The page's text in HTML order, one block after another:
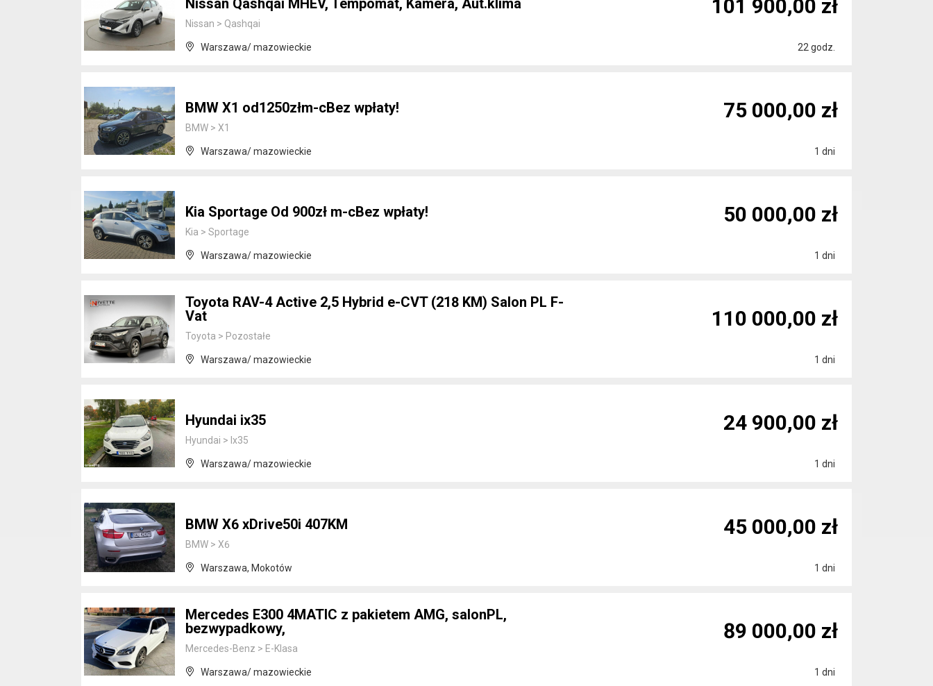
Nissan Qashqai MHEV, Tempomat, Kamera, Aut.klima
Nissan > Qashqai
Warszawa/ mazowieckie 22 godz.
101 900,00 zł
BMW X1 od1250złm-cBez wpłaty!
BMW > X1
Warszawa/ mazowieckie 1 dni
75 000,00 zł
Kia Sportage Od 900zł m-cBez wpłaty!
Kia > Sportage
Warszawa/ mazowieckie 1 dni
50 000,00 zł
Toyota RAV-4 Active 2,5 Hybrid e-CVT (218 KM) Salon PL F-
Vat
Toyota > Pozostałe
Warszawa/ mazowieckie 1 dni
110 000,00 zł
Hyundai ix35
Hyundai > Ix35
Warszawa/ mazowieckie 1 dni
24 900,00 zł
BMW X6 xDrive50i 407KM
BMW > X6
Warszawa, Mokotów 1 dni
45 000,00 zł
Mercedes E300 4MATIC z pakietem AMG, salonPL,
bezwypadkowy,
Mercedes-Benz > E-Klasa
Warszawa/ mazowieckie 1 dni
89 000,00 zł